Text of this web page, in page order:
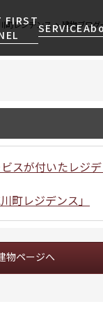
FIRST
SERVICE
当社限定(港
三井不動産企
町レジデンス 建物ブログ
スが付いたレジ
町レジデンス」
物ページへ